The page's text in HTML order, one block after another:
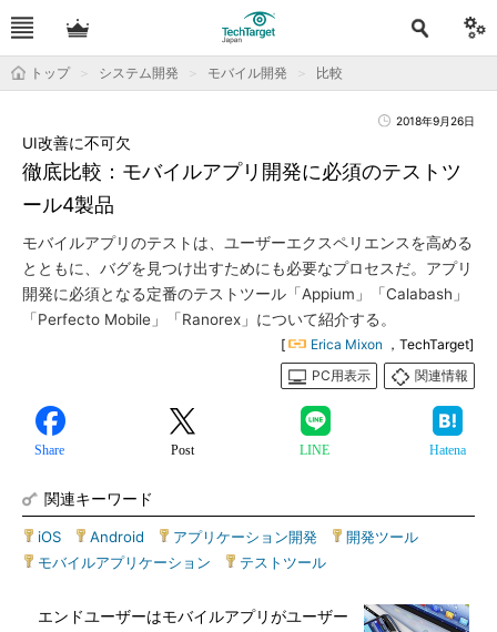
トップ システム開発 モバイル開発 比較
2018年9月26日
徹底比較：モバイルアプリ開発に必須のテストツ
ール4製品
UI改善に不可欠
モバイルアプリのテストは、ユーザーエクスペリエンスを高める
とともに、バグを見つけ出すためにも必要なプロセスだ。アプリ
開発に必須となる定番のテストツール「Appium」「Calabash」
「Perfecto Mobile」「Ranorex」について紹介する。
[ Erica Mixon ，TechTarget]
PC用表示
関連情報
Share Post LINE Hatena
関連キーワード
iOS Android アプリケーション開発 開発ツール
モバイルアプリケーション
テストツール
エンドユーザーはモバイルアプリがユーザー